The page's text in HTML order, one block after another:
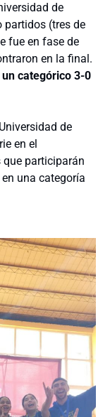
de
partidos (tres de
fue en fase de
en la final.
categórico 3-0
de
en el
participarán
una categoría